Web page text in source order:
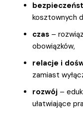
kosztownych
czas –
obowiązków,
relacje i
zamiast
rozwój –
ułatwiające